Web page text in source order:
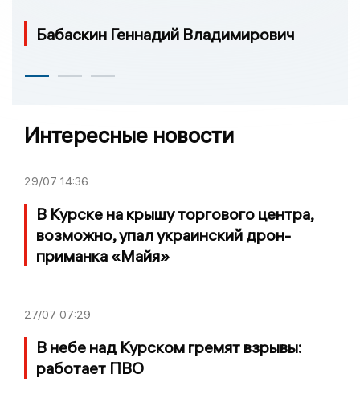
Бабаскин Геннадий Владимирович
Интересные новости
29/07 14:36
В Курске на крышу торгового центра,
возможно, упал украинский дрон-
приманка «Майя»
27/07 07:29
В небе над Курском гремят взрывы:
работает ПВО